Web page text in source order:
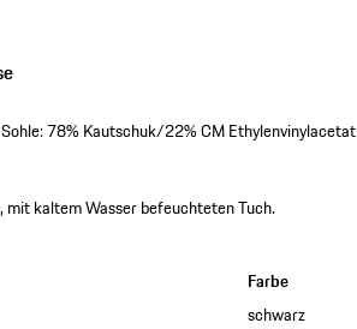
78% Kautschuk/22% CM Ethylenvinylacetat
mit kaltem Wasser befeuchteten Tuch.
Farbe
schwarz